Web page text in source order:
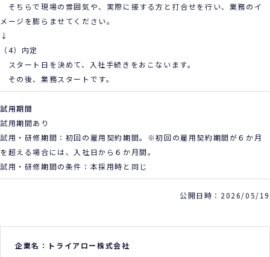
そちらで現場の雰囲気や、実際に接する方と打合せを行い、業務のイ
メージを膨らませてください。
↓
（4）内定
スタート日を決めて、入社手続きをおこないます。
その後、業務スタートです。
試用期間
試用期間あり
試用・研修期間：初回の雇用契約期間。※初回の雇用契約期間が６か月
を超える場合には、入社日から６か月間。
試用・研修期間の条件：本採用時と同じ
公開日時：2026/05/19
企業名：トライアロー株式会社